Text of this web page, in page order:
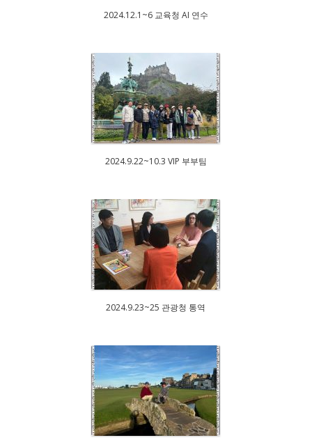
2024.12.1~6 교육청 AI 연수
2024.9.22~10.3 VIP 부부팀
2024.9.23~25 관광청 통역